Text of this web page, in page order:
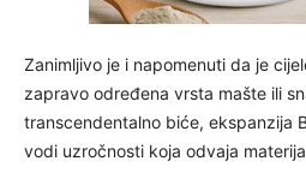
Zanimljivo je i napomenuti da je
zapravo određena vrsta mašte ili
transcendentalno biće, ekspanzija
vodi uzročnosti koja odvaja